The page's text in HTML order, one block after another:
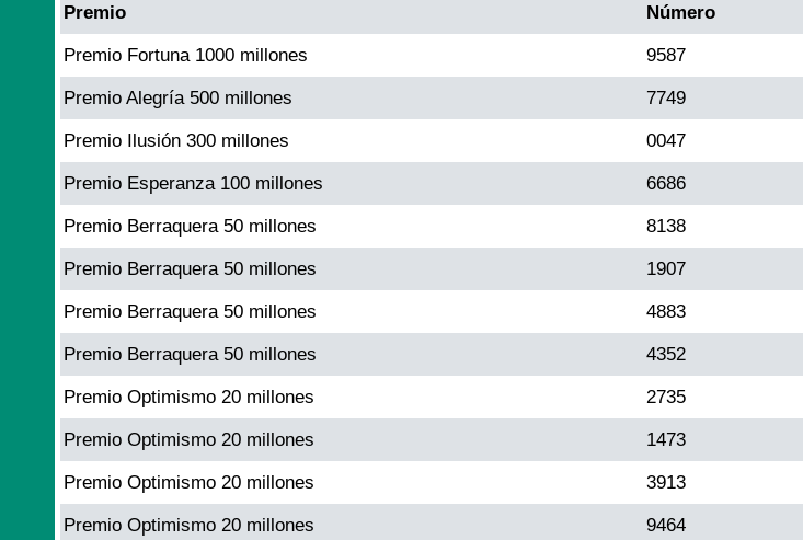
Premio Número
Premio Fortuna 1000 millones 9587
Premio Alegría 500 millones 7749
Premio Ilusión 300 millones 0047
Premio Esperanza 100 millones 6686
Premio Berraquera 50 millones 8138
Premio Berraquera 50 millones 1907
Premio Berraquera 50 millones 4883
Premio Berraquera 50 millones 4352
Premio Optimismo 20 millones 2735
Premio Optimismo 20 millones 1473
Premio Optimismo 20 millones 3913
Premio Optimismo 20 millones 9464